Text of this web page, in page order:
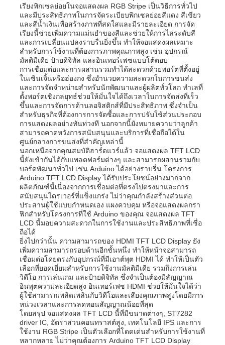
บ้าน
สินค้า
วิดีโอ
เกี่ยวกับเรา
ทัวร์โรงงาน
การควบคุมคุณภาพ
ติดต่อเรา
ข่าว
กรณี
จอแสดงผล TFT LCD
เรียงพิกเซลย่อยในจอแสดงผล RGB Stripe เป็นวิธีการทั่วไป
และมีประสิทธิภาพในการจัดระเบียบพิกเซลย่อยสีแดง สีเขียว
และสีน้ำเงินเพื่อสร้างภาพที่สดใสและมีรายละเอียด การจัด
เรียงนี้ช่วยเพิ่มความแม่นยำของสีและช่วยให้การไล่ระดับสี
และการเปลี่ยนแปลงราบรื่นยิ่งขึ้น ทำให้จอแสดงผลเหมาะ
สำหรับการใช้งานที่ต้องการภาพคุณภาพสูง เช่น อุปกรณ์
มัลติมีเดีย ป้ายดิจิทัล และอินเทอร์เฟซแบบโต้ตอบ
การเชื่อมต่อและการผสานรวมทำได้สะดวกด้วยพอร์ตที่ตั้งอยู่
ในเซินเจิ้นหรือฮ่องกง ซึ่งอำนวยความสะดวกในการขนส่ง
และการจัดจำหน่ายสำหรับนักพัฒนาและผู้ผลิตทั่วโลก ทำเลที่
ตั้งพอร์ตเชิงกลยุทธ์ช่วยให้มั่นใจได้ถึงเวลาในการจัดส่งที่เร็ว
ขึ้นและการจัดการด้านลอจิสติกส์ที่มีประสิทธิภาพ ซึ่งจำเป็น
สำหรับธุรกิจที่ต้องการการจัดซื้อและการปรับใช้ส่วนประกอบ
การแสดงผลอย่างทันท่วงที นอกจากนี้ยังหมายความว่าลูกค้า
สามารถคาดหวังการสนับสนุนและบริการที่เชื่อถือได้ใน
ศูนย์กลางการขนส่งที่สำคัญเหล่านี้
นอกเหนือจากคุณสมบัติฮาร์ดแวร์แล้ว จอแสดงผล TFT LCD
นี้ยังเข้ากันได้กับแพลตฟอร์มต่างๆ และสามารถผสานรวมกับ
บอร์ดพัฒนาทั่วไป เช่น Arduino ได้อย่างราบรื่น โครงการ
Arduino TFT LCD Display ได้รับประโยชน์อย่างมากจาก
ผลิตภัณฑ์นี้เนื่องจากการเชื่อมต่อที่ตรงไปตรงมาและการ
สนับสนุนไดรเวอร์ที่แข็งแกร่ง ไม่ว่าคุณกำลังสร้างส่วนต่อ
ประสานผู้ใช้แบบกำหนดเอง แผงควบคุม หรือจอแสดงผลกรา
ฟิกสำหรับโครงการที่ใช้ Arduino ของคุณ จอแสดงผล TFT
LCD นี้มอบความสะดวกในการใช้งานและประสิทธิภาพที่เชื่อ
ถือได้
ยิ่งไปกว่านั้น ความสามารถของ HDMI TFT LCD Display ยัง
เพิ่มความสามารถรอบด้านอีกชั้นหนึ่ง ทำให้หน้าจอสามารถ
เชื่อมต่อโดยตรงกับอุปกรณ์ที่มีเอาต์พุต HDMI ได้ ทำให้เป็นตัว
เลือกที่ยอดเยี่ยมสำหรับการใช้งานมัลติมีเดีย รวมถึงการเล่น
วิดีโอ การเล่นเกม และป้ายดิจิทัล ซึ่งจำเป็นต้องมีสัญญาณ
อินพุตความละเอียดสูง อินเทอร์เฟซ HDMI ช่วยให้มั่นใจได้ว่า
ผู้ใช้สามารถเพลิดเพลินกับวิดีโอและเสียงคุณภาพสูงโดยมีการ
หน่วงเวลาและการลดทอนสัญญาณน้อยที่สุด
โดยสรุป จอแสดงผล TFT LCD นี้ที่มีขนาดต่างๆ, ST7282
driver IC, อัตราส่วนคอนทราสต์สูง, เทคโนโลยี IPS และการ
ใช้งาน RGB Stripe เป็นตัวเลือกที่โดดเด่นสำหรับการใช้งานที่
หลากหลาย ไม่ว่าคุณต้องการ Arduino TFT LCD Display